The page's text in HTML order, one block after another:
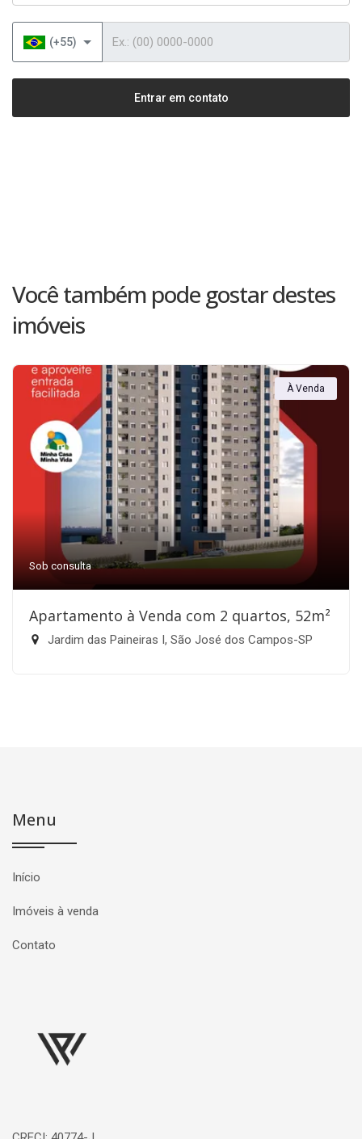
(+55)
Entrar em contato
Você também pode gostar destes
imóveis
À Venda
Sob consulta
Apartamento à Venda com 2 quartos, 52m²
Jardim das Paineiras I, São José dos Campos-SP
Menu
Início
Imóveis à venda
Contato